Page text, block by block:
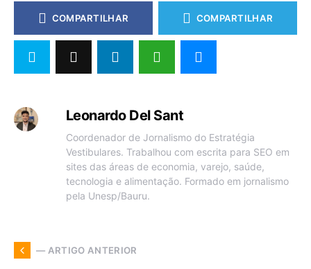
COMPARTILHAR COMPARTILHAR
Leonardo Del Sant
Coordenador de Jornalismo do Estratégia
Vestibulares. Trabalhou com escrita para SEO em
sites das áreas de economia, varejo, saúde,
tecnologia e alimentação. Formado em jornalismo
pela Unesp/Bauru.
— ARTIGO ANTERIOR